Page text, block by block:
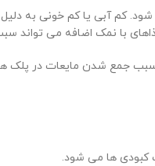
کم آبی یا کم خونی به دلیل
با نمک اضافه می تواند
جمع شدن مایعات در پلک
کبودی ها می شود.